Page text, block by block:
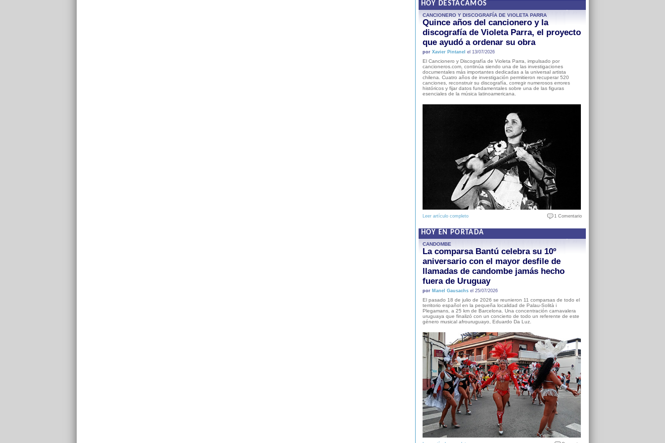
HOY DESTACAMOS
CANCIONERO Y DISCOGRAFÍA DE VIOLETA PARRA
Quince años del cancionero y la
discografía de Violeta Parra, el proyecto
que ayudó a ordenar su obra
por Xavier Pintanel el 13/07/2026
El Cancionero y Discografía de Violeta Parra, impulsado por
cancioneros.com, continúa siendo una de las investigaciones
documentales más importantes dedicadas a la universal artista
chilena. Cuatro años de investigación permitieron recuperar 520
canciones, reconstruir su discografía, corregir numerosos errores
históricos y fijar datos fundamentales sobre una de las figuras
esenciales de la música latinoamericana.
Leer artículo completo 1 Comentario
HOY EN PORTADA
CANDOMBE
La comparsa Bantú celebra su 10º
aniversario con el mayor desfile de
llamadas de candombe jamás hecho
fuera de Uruguay
por Manel Gausachsel 25/07/2026
El pasado 18 de julio de 2026 se reunieron 11 comparsas de todo el
territorio español en la pequeña localidad de Palau-Solità i
Plegamans, a 25 km de Barcelona. Una concentración carnavalera
uruguaya que finalizó con un concierto de todo un referente de este
género musical afrouruguayo, Eduardo Da Luz.